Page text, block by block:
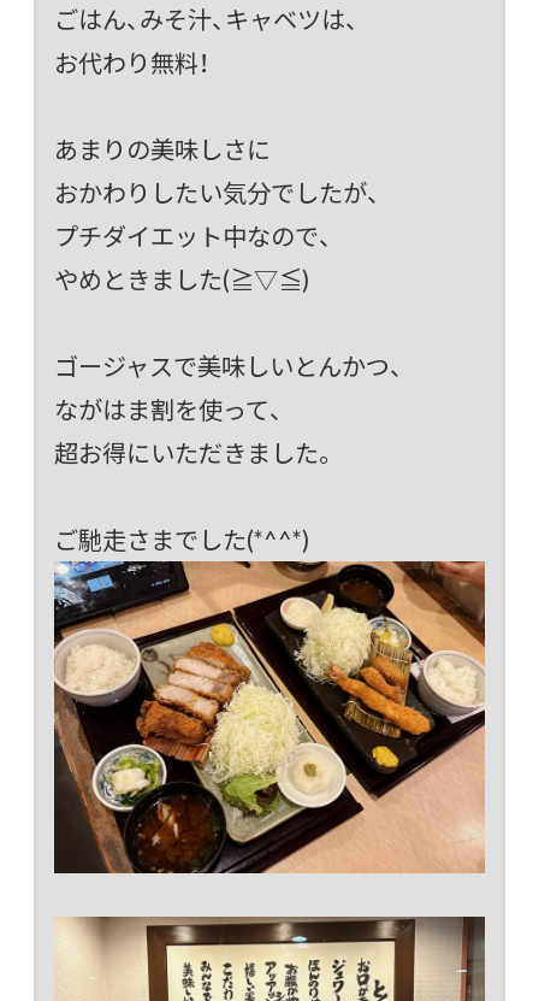
ごはん、みそ汁、キャベツは、
お代わり無料！
あまりの美味しさに
おかわりしたい気分でしたが、
プチダイエット中なので、
やめときました(≧▽≦)
ゴージャスで美味しいとんかつ、
ながはま割を使って、
超お得にいただきました。
ご馳走さまでした(*^^*)